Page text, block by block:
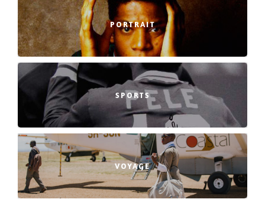
PORTRAIT
SPORTS
VOYAGE